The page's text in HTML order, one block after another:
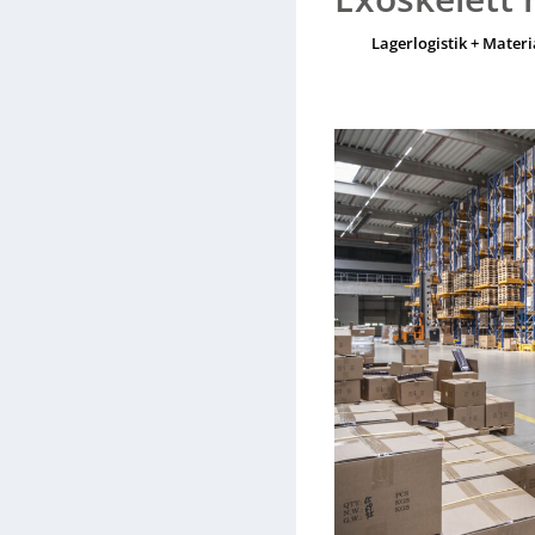
Fachkräftemangel
macht. Das Exoskelett
Vorbeugung von Muskel-
Lagerlogistik +